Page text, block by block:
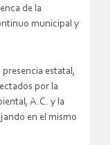
de la
municipal y
estatal,
por la
A.C. y la
en el mismo